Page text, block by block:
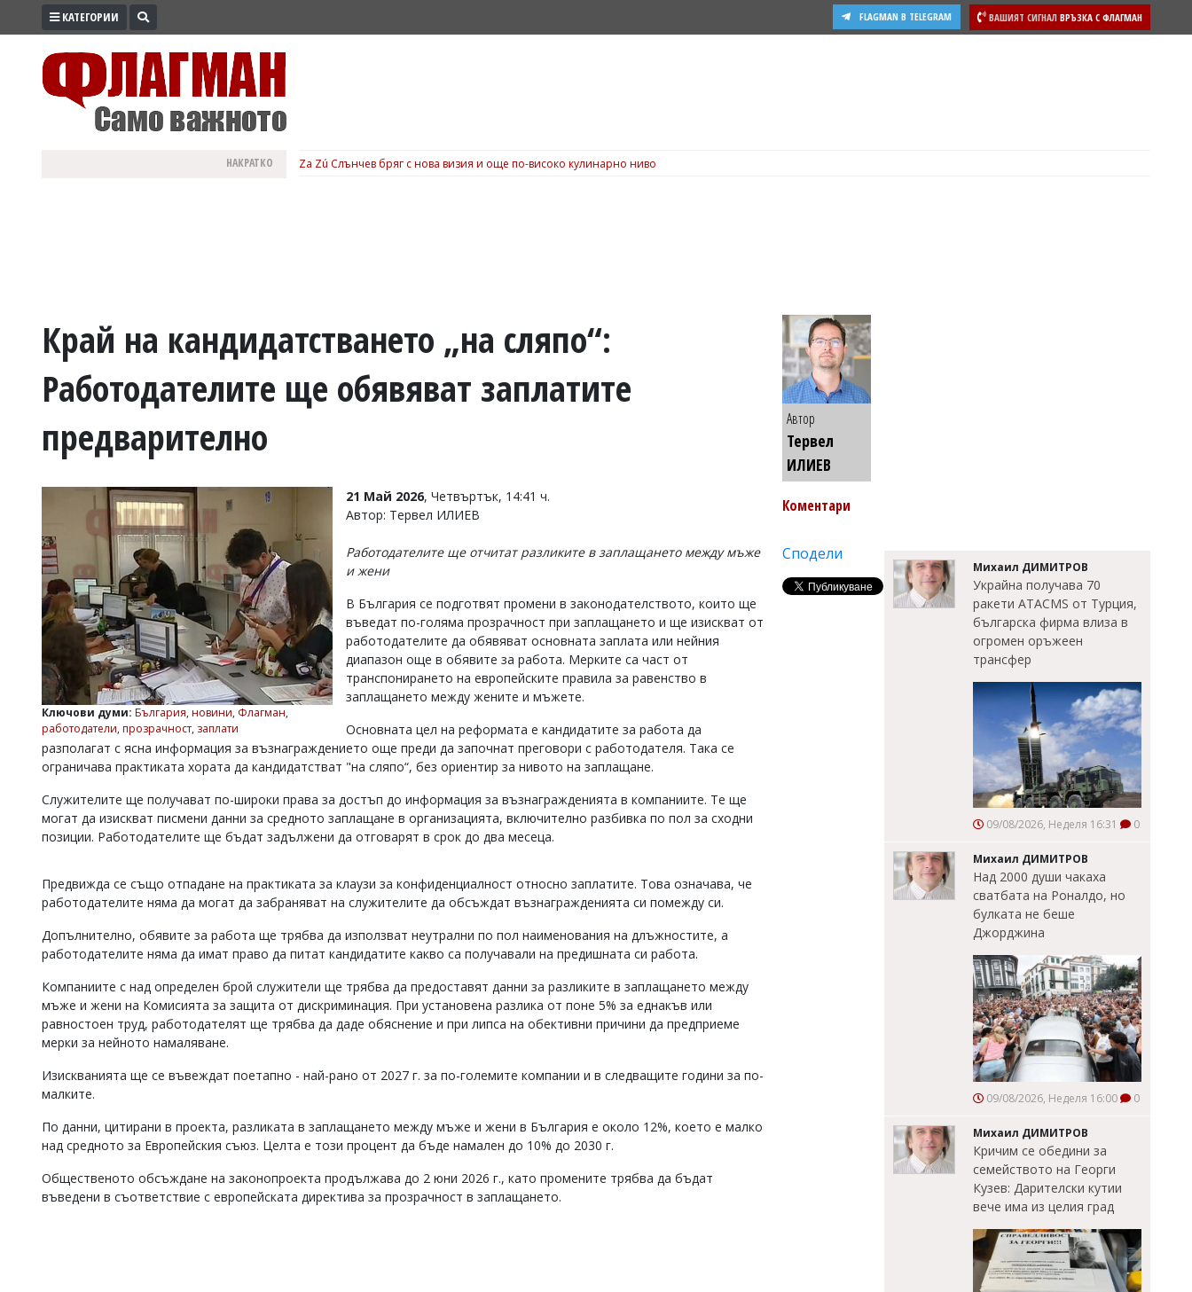
ПРОМО
ВОЙНАТА
УКРАЙНА
РАЗСЛЕДВАНЕ
БИЗНЕС
Управители:
Веселин
Василев,
v.vasilev@flagman.bg
k.kassabova@flagman.bg
Главен
редактор:
Колев,
Коментарите
статиите
въвеждат
читателите
редакцията
отговорност
обиден
сигнализирайте
КАТЕГОРИИ ВАШИЯТ СИГНАЛ ВРЪЗКА С ФЛАГМАН
FLAGMAN В TELEGRAM
НАКРАТКО Za Zú Слънчев бряг с нова визия и още по-високо кулинарно ниво
Край на кандидатстването „на сляпо“:
Работодателите ще обявяват заплатите
предварително
Ключови думи: България, новини, Флагман,
работодатели, прозрачност, заплати
21 Май 2026, Четвъртък, 14:41 ч.
Автор: Тервел ИЛИЕВ
Работодателите ще отчитат разликите в заплащането между мъже
и жени
В България се подготвят промени в законодателството, които ще
въведат по-голяма прозрачност при заплащането и ще изискват от
работодателите да обявяват основната заплата или нейния
диапазон още в обявите за работа. Мерките са част от
транспонирането на европейските правила за равенство в
заплащането между жените и мъжете.
Основната цел на реформата е кандидатите за работа да
разполагат с ясна информация за възнаграждението още преди да започнат преговори с работодателя. Така се
ограничава практиката хората да кандидатстват "на сляпо“, без ориентир за нивото на заплащане.
Служителите ще получават по-широки права за достъп до информация за възнагражденията в компаниите. Те ще
могат да изискват писмени данни за средното заплащане в организацията, включително разбивка по пол за сходни
позиции. Работодателите ще бъдат задължени да отговарят в срок до два месеца.
Предвижда се също отпадане на практиката за клаузи за конфиденциалност относно заплатите. Това означава, че
работодателите няма да могат да забраняват на служителите да обсъждат възнагражденията си помежду си.
Допълнително, обявите за работа ще трябва да използват неутрални по пол наименования на длъжностите, а
работодателите няма да имат право да питат кандидатите какво са получавали на предишната си работа.
Компаниите с над определен брой служители ще трябва да предоставят данни за разликите в заплащането между
мъже и жени на Комисията за защита от дискриминация. При установена разлика от поне 5% за еднакъв или
равностоен труд, работодателят ще трябва да даде обяснение и при липса на обективни причини да предприеме
мерки за нейното намаляване.
Изискванията ще се въвеждат поетапно - най-рано от 2027 г. за по-големите компании и в следващите години за по-
малките.
По данни, цитирани в проекта, разликата в заплащането между мъже и жени в България е около 12%, което е малко
над средното за Европейския съюз. Целта е този процент да бъде намален до 10% до 2030 г.
Общественото обсъждане на законопроекта продължава до 2 юни 2026 г., като промените трябва да бъдат
въведени в съответствие с европейската директива за прозрачност в заплащането.
Автор
Тервел
ИЛИЕВ
Коментари
Сподели
Михаил ДИМИТРОВ
Украйна получава 70
ракети ATACMS от Турция,
българска фирма влиза в
огромен оръжеен
трансфер
09/08/2026, Неделя 16:31 0
Михаил ДИМИТРОВ
Над 2000 души чакаха
сватбата на Роналдо, но
булката не беше
Джорджина
09/08/2026, Неделя 16:00 0
Михаил ДИМИТРОВ
Кричим се обедини за
семейството на Георги
Кузев: Дарителски кутии
вече има из целия град